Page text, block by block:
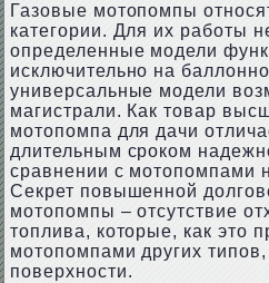
Газовые мотопомпы
категории. Для их работы
определенные модели
исключительно на
универсальные модели
магистрали. Как товар
мотопомпа для дачи
длительным сроком
сравнении с мотопомпами
Секрет повышенной
мотопомпы – отсутствие
топлива, которые, как это
мотопомпами других
поверхности.